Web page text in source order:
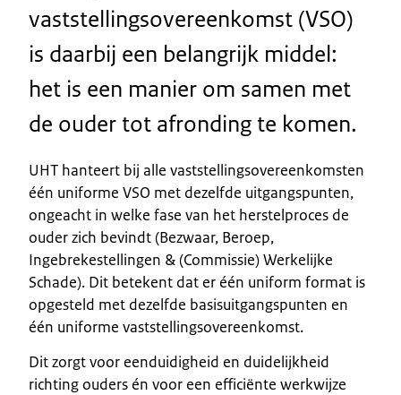
vaststellingsovereenkomst (VSO)
is daarbij een belangrijk middel:
het is een manier om samen met
de ouder tot afronding te komen.
UHT hanteert bij alle vaststellingsovereenkomsten
één uniforme VSO met dezelfde uitgangspunten,
ongeacht in welke fase van het herstelproces de
ouder zich bevindt (Bezwaar, Beroep,
Ingebrekestellingen & (Commissie) Werkelijke
Schade). Dit betekent dat er één uniform format is
opgesteld met dezelfde basisuitgangspunten en
één uniforme vaststellingsovereenkomst.
Dit zorgt voor eenduidigheid en duidelijkheid
richting ouders én voor een efficiënte werkwijze